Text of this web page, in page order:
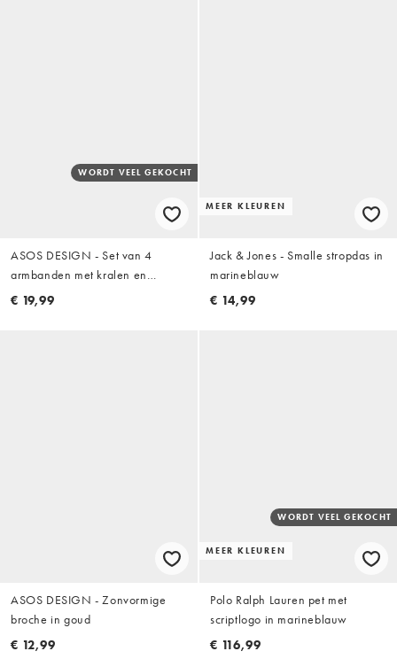
WORDT VEEL GEKOCHT
ASOS DESIGN - Set van 4
armbanden met kralen en
steentjes in multi
€ 19,99
MEER KLEUREN
Jack & Jones - Smalle stropdas in
marineblauw
€ 14,99
ASOS DESIGN - Zonvormige
broche in goud
€ 12,99
MEER KLEUREN
WORDT VEEL GEKOCHT
Polo Ralph Lauren pet met
scriptlogo in marineblauw
€ 116,99